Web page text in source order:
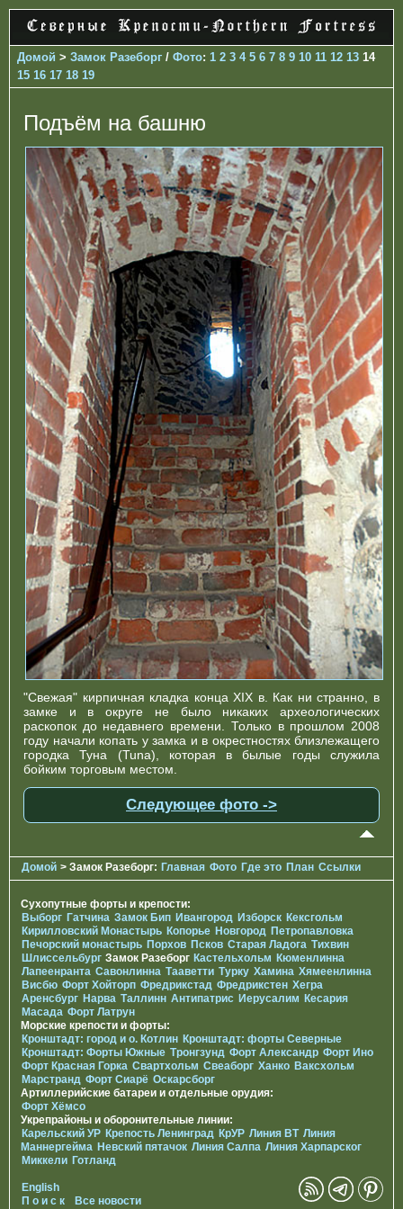
Домой > Замок Разеборг / Фото: 1 2 3 4 5 6 7 8 9 10 11 12 13 14
15 16 17 18 19
Подъём на башню
"Свежая" кирпичная кладка конца XIХ в. Как ни странно, в
замке и в округе не было никаких археологических
раскопок до недавнего времени. Только в прошлом 2008
году начали копать у замка и в окрестностях близлежащего
городка Туна (Tuna), которая в былые годы служила
бойким торговым местом.
Следующее фото ->
Домой > Замок Разеборг: Главная Фото Где это План Ссылки
Сухопутные форты и крепости:
Выборг Гатчина Замок Бип Ивангород Изборск Кексгольм
Кирилловский Монастырь Копорье Новгород Петропавловка
Печорcкий монастырь Порхов Псков Старая Ладога Тихвин
Шлиссельбург Замок Разеборг Кастельхольм Кюменлинна
Лапеенранта Савонлинна Тааветти Турку Хамина Хямеенлинна
Висбю Форт Хойторп Фредрикстад Фредрикстен Хегра
Аренсбург Нарва Таллинн Антипатрис Иерусалим Кесария
Масада Форт Латрун
Морские крепости и форты:
Кронштадт: город и о. Котлин Кронштадт: форты Северные
Кронштадт: Форты Южные Тронгзунд Форт Александр Форт Ино
Форт Красная Горка Свартхольм Свеаборг Ханко Ваксхольм
Марстранд Форт Сиарё Оскарсборг
Артиллерийские батареи и отдельные орудия:
Форт Хёмсо
Укрепрайоны и оборонительные линии:
Карельский УР Крепость Ленинград КрУР Линия ВТ Линия
Маннергейма Невский пятачок Линия Салпа Линия Харпарског
Миккели Готланд
English
П о и с к
Все новости